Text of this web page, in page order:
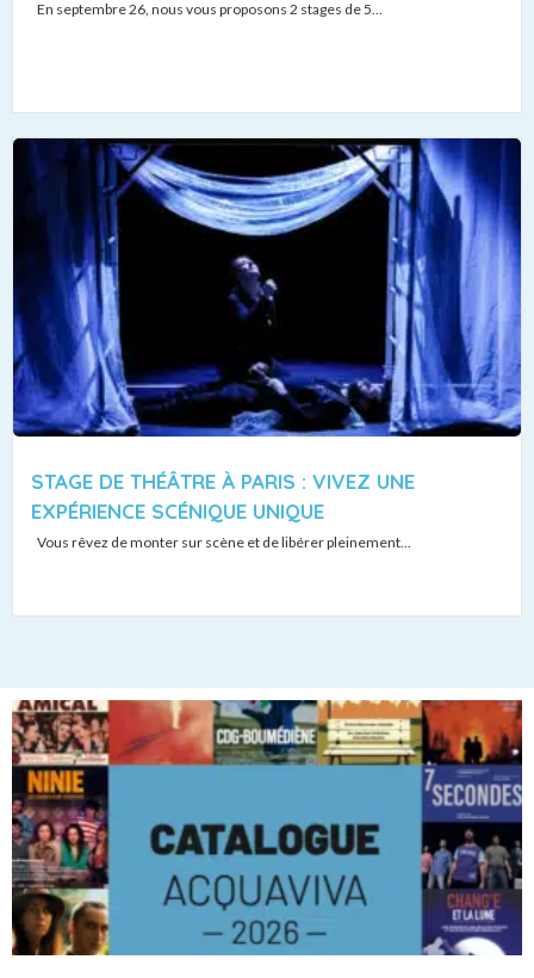
En septembre 26, nous vous proposons 2 stages de 5...
STAGE DE THÉÂTRE À PARIS : VIVEZ UNE
EXPÉRIENCE SCÉNIQUE UNIQUE
Vous rêvez de monter sur scène et de libérer pleinement...